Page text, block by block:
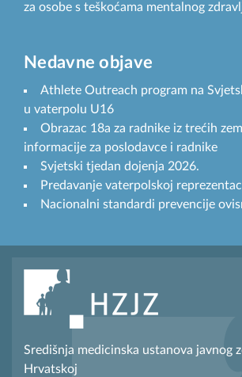
za osobe s teškoćama mentalnog
Nedavne objave
Athlete Outreach program na
u vaterpolu U16
Obrazac 18a za radnike iz trećih
informacije za poslodavce i radnike
Svjetski tjedan dojenja 2026.
Predavanje vaterpolskoj
Nacionalni standardi prevencije
Središnja medicinska ustanova javnog
Hrvatskoj